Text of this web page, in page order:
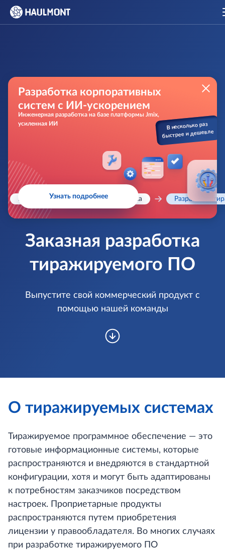
В несколько раз
быстрее и дешевле
Разработка корпоративных
систем с ИИ-ускорением
Инженерная разработка на базе платформы Jmix,
усиленная ИИ
Узнать подробнее
Главная Заказная разработка Разработка
Заказная разработка
тиражируемого ПО
Выпустите свой коммерческий продукт с
помощью нашей команды
О тиражируемых системах
Тиражируемое программное обеспечение — это
готовые информационные системы, которые
распространяются и внедряются в стандартной
конфигурации, хотя и могут быть адаптированы
к потребностям заказчиков посредством
настроек. Проприетарные продукты
распространяются путем приобретения
лицензии у правообладателя. Во многих случаях
при разработке тиражируемого ПО